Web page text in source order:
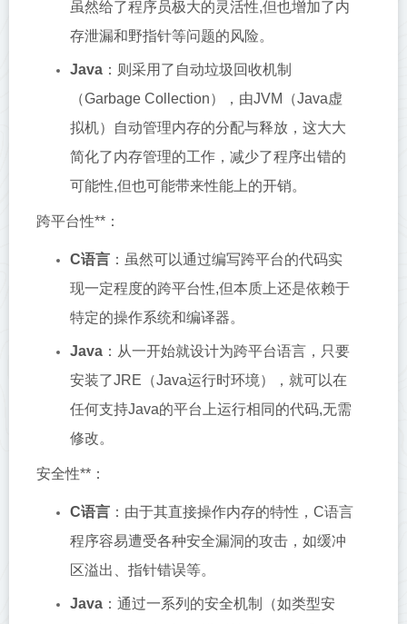
虽然给了程序员极大的灵活性,但也增加了内
存泄漏和野指针等问题的风险。
Java：则采用了自动垃圾回收机制
（Garbage Collection），由JVM（Java虚
拟机）自动管理内存的分配与释放，这大大
简化了内存管理的工作，减少了程序出错的
可能性,但也可能带来性能上的开销。
跨平台性**：
C语言：虽然可以通过编写跨平台的代码实
现一定程度的跨平台性,但本质上还是依赖于
特定的操作系统和编译器。
Java：从一开始就设计为跨平台语言，只要
安装了JRE（Java运行时环境），就可以在
任何支持Java的平台上运行相同的代码,无需
修改。
安全性**：
C语言：由于其直接操作内存的特性，C语言
程序容易遭受各种安全漏洞的攻击，如缓冲
区溢出、指针错误等。
Java：通过一系列的安全机制（如类型安